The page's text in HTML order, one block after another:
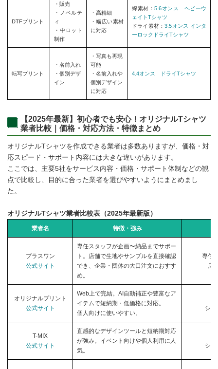
DTFプリント
・販売
・ノベルテ
ィ
・中ロット
制作
・高精細
・幅広い素材
に対応
綿素材： 5.6オンス ヘビーウ
ェイトTシャツ
ドライ素材：3.5オンス インタ
ーロックドライTシャツ
転写プリント
・名前入れ
・個別デザ
イン
・写真も再現
可能
・名前入れや
個別デザイン
に対応
4.4オンス ドライTシャツ
【2025年最新】初心者でも安心！オリジナルTシャツ
業者比較｜価格・対応方法・特徴まとめ
オリジナルTシャツを作成できる業者は多数ありますが、価格・対
応スピード・サポート内容には大きな違いがあります。
ここでは、主要5社をサービス内容・価格・サポート体制などの観
点で比較し、目的に合った業者を選びやすいようにまとめまし
た。
オリジナルTシャツ業者比較表（2025年最新版）
業者名 特徴・強み
プラスワン
公式サイト
専任スタッフが企画〜納品までサポー
ト。店舗で生地やサンプルを直接確認
でき、企業・団体の大口注文におすす
め。
専任
店
オリジナルプリント
公式サイト
Web上で完結。AI自動補正や豊富なア
イテムで短納期・低価格に対応。
個人向けに使いやすい。
シ
T-MIX
公式サイト
直感的なデザインツールと短納期対応
が強み。イベント向けや個人利用に人
気。
シ